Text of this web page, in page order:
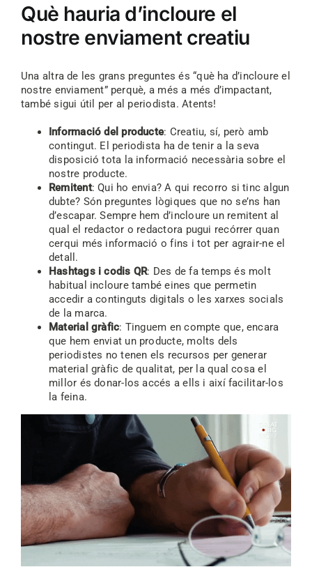
Què hauria d’incloure el
nostre enviament creatiu
Una altra de les grans preguntes és “què ha d’incloure el
nostre enviament” perquè, a més a més d’impactant,
també sigui útil per al periodista. Atents!
Informació del producte: Creatiu, sí, però amb
contingut. El periodista ha de tenir a la seva
disposició tota la informació necessària sobre el
nostre producte.
Remitent: Qui ho envia? A qui recorro si tinc algun
dubte? Són preguntes lògiques que no se’ns han
d’escapar. Sempre hem d’incloure un remitent al
qual el redactor o redactora pugui recórrer quan
cerqui més informació o fins i tot per agrair-ne el
detall.
Hashtags i codis QR: Des de fa temps és molt
habitual incloure també eines que permetin
accedir a continguts digitals o les xarxes socials
de la marca.
Material gràfic: Tinguem en compte que, encara
que hem enviat un producte, molts dels
periodistes no tenen els recursos per generar
material gràfic de qualitat, per la qual cosa el
millor és donar-los accés a ells i així facilitar-los
la feina.